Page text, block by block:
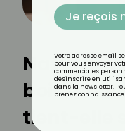
Natural
boisson
tient-elle
Je reçois
Votre adresse email
pour vous envoyer
commerciales
désinscrire en
dans la newsletter.
prenez connaissance